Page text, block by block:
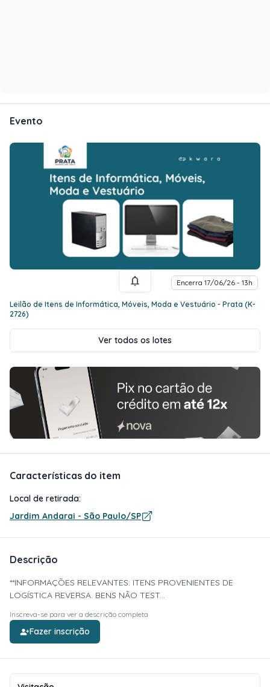
Evento
Encerra 17/06/26 - 13h
Leilão de Itens de Informática, Móveis, Moda e Vestuário - Prata (K-
2726)
Ver todos os lotes
Características do item
Local de retirada:
Jardim Andarai - São Paulo/SP
Descrição
**INFORMAÇÕES RELEVANTES: ITENS PROVENIENTES DE
LOGÍSTICA REVERSA. BENS NÃO TEST...
Inscreva-se para ver a descrição completa
Fazer inscrição